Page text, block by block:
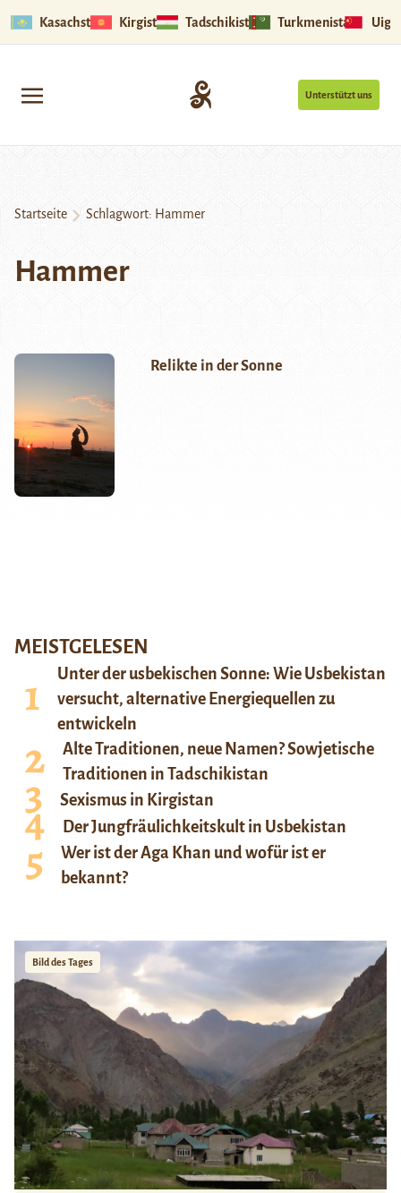
Kasachstan Kirgistan Tadschikistan Turkmenistan
Unterstützt uns
Startseite Schlagwort: Hammer
Hammer
Relikte in der Sonne
MEISTGELESEN
Unter der usbekischen Sonne: Wie Usbekistan
versucht, alternative Energiequellen zu
entwickeln
Alte Traditionen, neue Namen? Sowjetische
Traditionen in Tadschikistan
Sexismus in Kirgistan
Der Jungfräulichkeitskult in Usbekistan
Wer ist der Aga Khan und wofür ist er
bekannt?
Bild des Tages